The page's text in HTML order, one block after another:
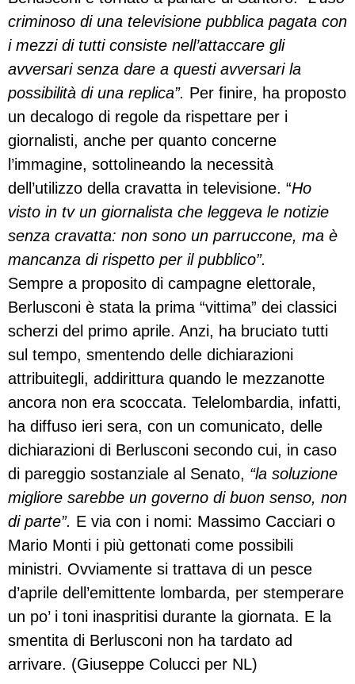
criminoso di una televisione pubblica pagata con
i mezzi di tutti consiste nell’attaccare gli
avversari senza dare a questi avversari la
possibilità di una replica”. Per finire, ha proposto
un decalogo di regole da rispettare per i
giornalisti, anche per quanto concerne
l’immagine, sottolineando la necessità
dell’utilizzo della cravatta in televisione. “Ho
visto in tv un giornalista che leggeva le notizie
senza cravatta: non sono un parruccone, ma è
mancanza di rispetto per il pubblico”.
Sempre a proposito di campagne elettorale,
Berlusconi è stata la prima “vittima” dei classici
scherzi del primo aprile. Anzi, ha bruciato tutti
sul tempo, smentendo delle dichiarazioni
attribuitegli, addirittura quando le mezzanotte
ancora non era scoccata. Telelombardia, infatti,
ha diffuso ieri sera, con un comunicato, delle
dichiarazioni di Berlusconi secondo cui, in caso
di pareggio sostanziale al Senato, “la soluzione
migliore sarebbe un governo di buon senso, non
di parte”. E via con i nomi: Massimo Cacciari o
Mario Monti i più gettonati come possibili
ministri. Ovviamente si trattava di un pesce
d’aprile dell’emittente lombarda, per stemperare
un po’ i toni inaspritisi durante la giornata. E la
smentita di Berlusconi non ha tardato ad
arrivare. (Giuseppe Colucci per NL)